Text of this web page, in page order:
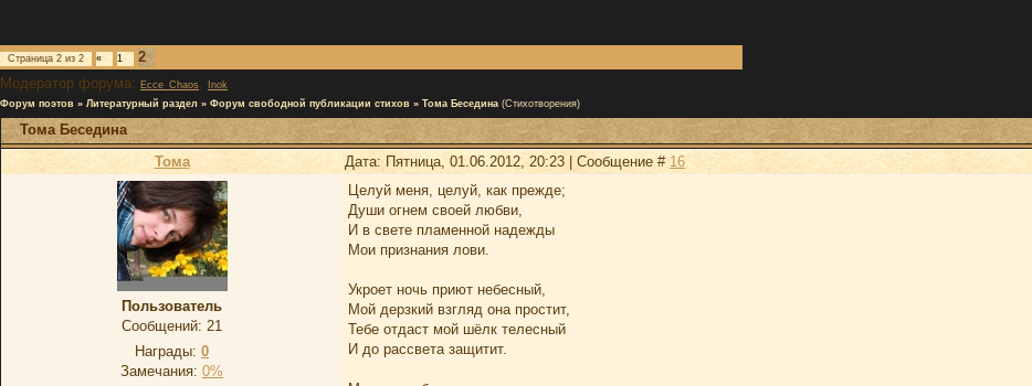
Страница 2 из 2 « 1
2
Модератор форума: Ecce_Chaos ,
Inok
Форум поэтов » Литературный раздел » Форум свободной публикации стихов » Тома Беседина (Стихотворения)
Тома Беседина
Тома
Дата: Пятница, 01.06.2012, 20:23 | Сообщение # 16
Пользователь
Сообщений: 21
Награды: 0
Замечания: 0%
Целуй меня, целуй, как прежде;
Души огнем своей любви,
И в свете пламенной надежды
Мои признания лови.
Укроет ночь приют небесный,
Мой дерзкий взгляд она простит,
Тебе отдаст мой шёлк телесный
И до рассвета защитит.